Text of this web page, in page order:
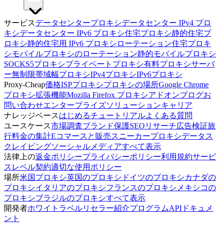
サービスデータセンタープロキシデータセンター IPv4 プロ
キシデータセンター IPv6 プロキシ住宅プロキシ静的住宅プ
ロキシ静的住宅用 IPv6 プロキシ ローテーション住宅プロキ
シモバイルプロキシのローテーション静的モバイルプロキシ
SOCKS5プロキシプライベートプロキシ有料プロキシサーバ
ー無制限帯域幅プロキシIPv4プロキシIPv6プロキシ
Proxy-Cheap価格ISPプロキシプロキシの場所Google Chrome
プロキシ拡張機能Mozilla Firefox プロキシアドオンブログお
問い合わせエンタープライズソリューションキャリア
ナレッジベースはじめるチュートリアルよくある質問
ユースケース市場調査ブランド保護SEOリサーチ広告検証旅
行料金の集計Eコマースと販売スニーカープロキシデータス
クレイピングソーシャルメディアすべて表示
法律上の返金ポリシープライバシーポリシー利用規約サービ
スレベル契約適切な使用ポリシー
場所米国プロキシ英国のプロキシ ドイツのプロキシカナダの
プロキシイタリアのプロキシフランスのプロキシ メキシコの
プロキシブラジルのプロキシすべて表示
開発者ホワイトラベルリセラー紹介プログラムAPIドキュメ
ント